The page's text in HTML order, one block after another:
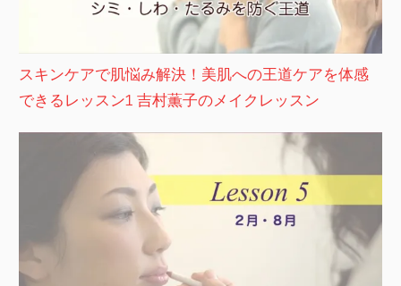
スキンケアで肌悩み解決！美肌への王道ケアを体感
できるレッスン1 吉村薫子のメイクレッスン